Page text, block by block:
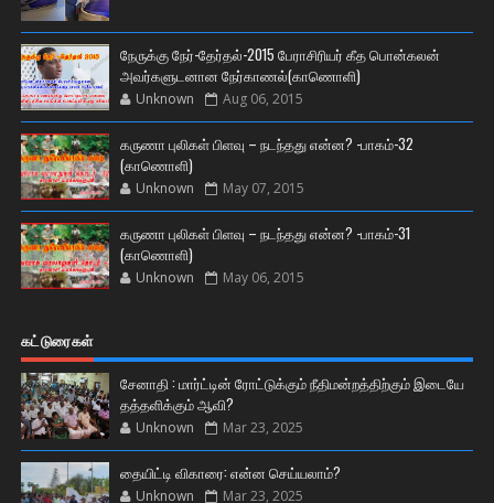
நேருக்கு நேர்-தேர்தல்-2015 பேராசிரியர் கீத பொன்கலன்
அவர்களுடனான நேர்காணல்(காணொளி)
Unknown Aug 06, 2015
கருணா புலிகள் பிளவு – நடந்தது என்ன? -பாகம்-32
(காணொளி)
Unknown May 07, 2015
கருணா புலிகள் பிளவு – நடந்தது என்ன? -பாகம்-31
(காணொளி)
Unknown May 06, 2015
கட்டுரைகள்
சேனாதி : மார்ட்டின் ரோட்டுக்கும் நீதிமன்றத்திற்கும் இடையே
தத்தளிக்கும் ஆவி?
Unknown Mar 23, 2025
தையிட்டி விகாரை: என்ன செய்யலாம்?
Unknown Mar 23, 2025